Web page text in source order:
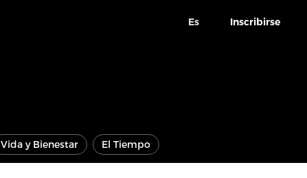
Es Inscribirse
Vida y Bienestar El Tiempo